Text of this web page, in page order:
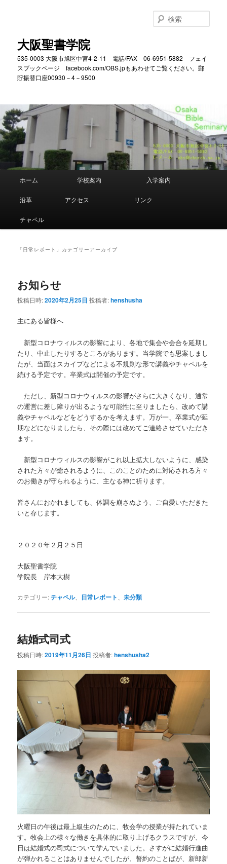
動
大阪聖書学院
535-0003 大阪市旭区中宮4-2-11 電話/FAX 06-6951-5882 フェイ
スブックページ facebook.com/OBS.jpもあわせてご覧ください。郵
貯振替口座00930－4－9500
索
ュ
ホーム 学校案内 入学案内
沿革 アクセス リンク
チャペル
「 日常レポート 」カテゴリーアーカイブ
お知らせ
投稿日時:2020年2月25日 投稿者:henshusha
主にある皆様へ
新型コロナウィルスの影響により、各地で集会や会合を延期し
たり、中止したりするところがあります。当学院でも思案しまし
たが、当面はスカイプなどによる不規則な形で講義やチャペルを
続ける予定です。卒業式は開催の予定です。
ただし、新型コロナウィルスの影響がさらに大きくなり、通常
の運営に差し障りが出るような可能性に至りましたら、改めて講
義やチャペルなどをどうするかを考えます。万が一、卒業式が延
期などになりましたら、その際には改めてご連絡させていただき
ます。
新型コロナウィルスの影響がこれ以上拡大しないように、感染
された方々が癒されるように、このことのために対応される方々
のお働きが守られるように、主なる神に祈ります。
皆さんにおかれましても、体調を崩さぬよう、ご自愛いただきた
いと存じます。
２０２０年２月２５日
大阪聖書学院
学院長 岸本大樹
カテゴリー:チャペル、 日常レポート 、未分類
結婚式司式
投稿日時:2019年11月26日 投稿者:henshusha2
火曜日の午後は最上級生のために、牧会学の授業が持たれていま
す。牧会上の様々な働きを具体的に取り上げるクラスですが、今
日は結婚式の司式について学んでいました。さすがに結婚行進曲
が弾かれることはありませんでしたが、誓約のことばが、新郎新